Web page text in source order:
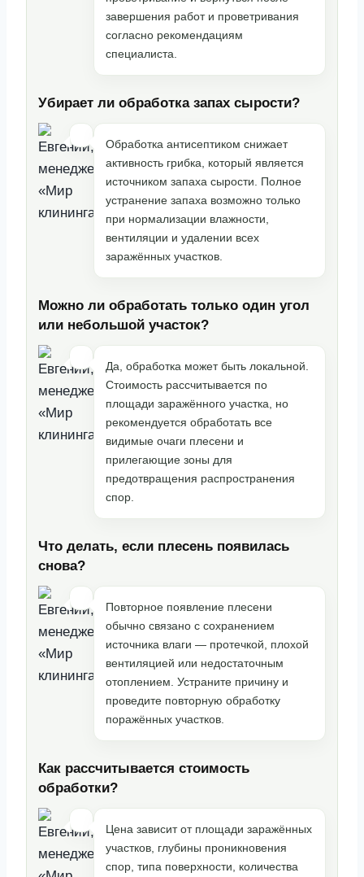
завершения работ и проветривания
согласно рекомендациям
специалиста.
Убирает ли обработка запах сырости?
Обработка антисептиком снижает
активность грибка, который является
источником запаха сырости. Полное
устранение запаха возможно только
при нормализации влажности,
вентиляции и удалении всех
заражённых участков.
Можно ли обработать только один угол
или небольшой участок?
Да, обработка может быть локальной.
Стоимость рассчитывается по
площади заражённого участка, но
рекомендуется обработать все
видимые очаги плесени и
прилегающие зоны для
предотвращения распространения
спор.
Что делать, если плесень появилась
снова?
Повторное появление плесени
обычно связано с сохранением
источника влаги — протечкой, плохой
вентиляцией или недостаточным
отоплением. Устраните причину и
проведите повторную обработку
поражённых участков.
Как рассчитывается стоимость
обработки?
Цена зависит от площади заражённых
участков, глубины проникновения
спор, типа поверхности, количества